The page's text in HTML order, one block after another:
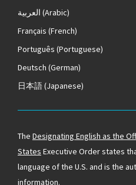
العربية (Arabic)
Français (French)
Português (Portuguese)
Deutsch (German)
日本語(Japanese)
The Designating English as the
States Executive Order states
language of the U.S. and is the
information.